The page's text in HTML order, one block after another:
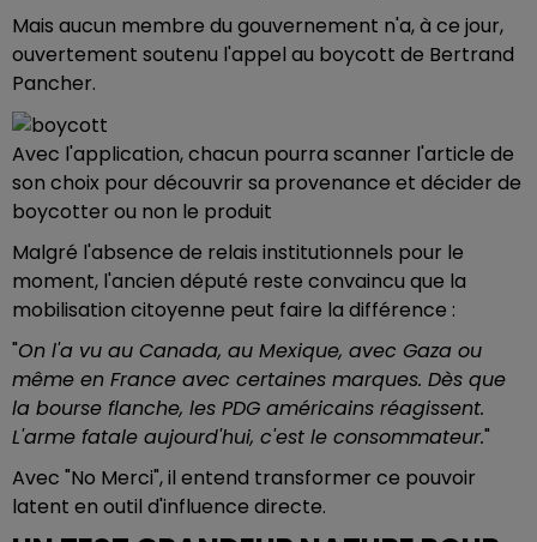
Mais aucun membre du gouvernement n'a, à ce jour,
ouvertement soutenu l'appel au boycott de Bertrand
Pancher.
Avec l'application, chacun pourra scanner l'article de
son choix pour découvrir sa provenance et décider de
boycotter ou non le produit
Malgré l'absence de relais institutionnels pour le
moment, l'ancien député reste convaincu que la
mobilisation citoyenne peut faire la différence :
"On l'a vu au Canada, au Mexique, avec Gaza ou
même en France avec certaines marques. Dès que
la bourse flanche, les PDG américains réagissent.
L'arme fatale aujourd'hui, c'est le consommateur."
Avec "No Merci", il entend transformer ce pouvoir
latent en outil d'influence directe.